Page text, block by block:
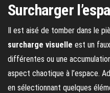
Surcharger
Il est aisé de tomber dans le
surcharge visuelle est un
différentes ou une
aspect chaotique à l’espace.
en sélectionnant quelques